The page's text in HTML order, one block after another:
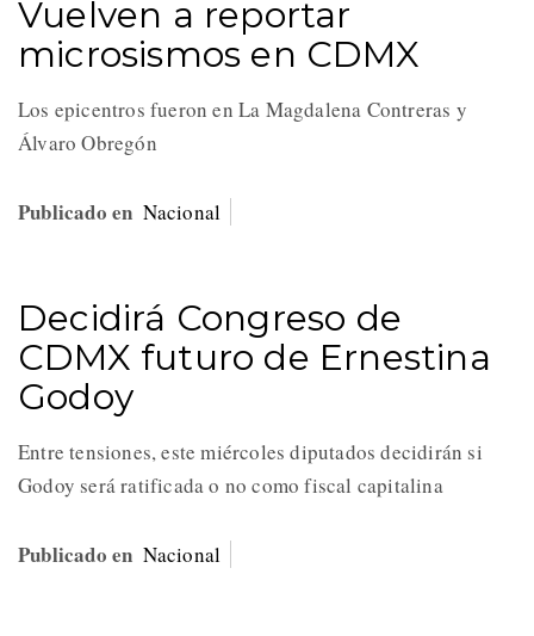
Vuelven a reportar
microsismos en CDMX
Los epicentros fueron en La Magdalena Contreras y
Álvaro Obregón
Publicado en Nacional
Decidirá Congreso de
CDMX futuro de Ernestina
Godoy
Entre tensiones, este miércoles diputados decidirán si
Godoy será ratificada o no como fiscal capitalina
Publicado en Nacional